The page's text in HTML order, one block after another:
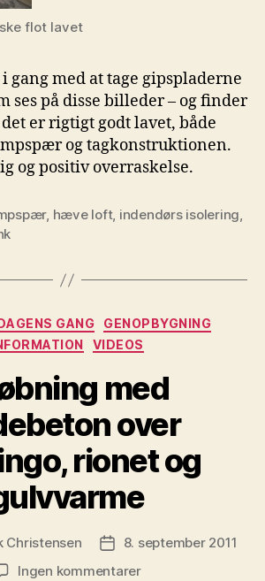
flot lavet
gang med at tage gipspladerne
ses på disse billeder – og finder
er rigtigt godt lavet, både
og tagkonstruktionen.
og positiv overraskelse.
, hæve loft, indendørs isolering,
Kategorier
GANG
GENOPBYGNING
VIDEOS
med
over
rionet og
Christensen Indlægsdato
8. september 2011
Ingen kommentarertil